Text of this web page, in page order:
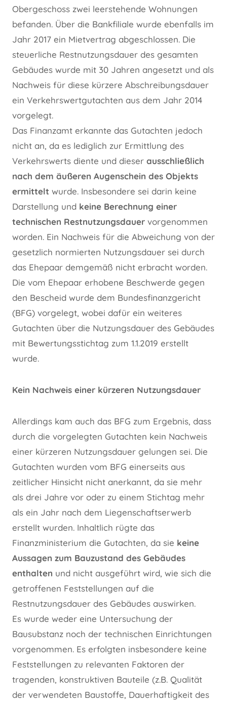
Obergeschoss zwei leerstehende Wohnungen
befanden. Über die Bankfiliale wurde ebenfalls im
Jahr 2017 ein Mietvertrag abgeschlossen. Die
steuerliche Restnutzungsdauer des gesamten
Gebäudes wurde mit 30 Jahren angesetzt und als
Nachweis für diese kürzere Abschreibungsdauer
ein Verkehrswertgutachten aus dem Jahr 2014
vorgelegt.
Das Finanzamt erkannte das Gutachten jedoch
nicht an, da es lediglich zur Ermittlung des
Verkehrswerts diente und dieser ausschließlich
nach dem äußeren Augenschein des Objekts
ermittelt wurde. Insbesondere sei darin keine
Darstellung und keine Berechnung einer
technischen Restnutzungsdauer vorgenommen
worden. Ein Nachweis für die Abweichung von der
gesetzlich normierten Nutzungsdauer sei durch
das Ehepaar demgemäß nicht erbracht worden.
Die vom Ehepaar erhobene Beschwerde gegen
den Bescheid wurde dem Bundesfinanzgericht
(BFG) vorgelegt, wobei dafür ein weiteres
Gutachten über die Nutzungsdauer des Gebäudes
mit Bewertungsstichtag zum 1.1.2019 erstellt
wurde.
Kein Nachweis einer kürzeren Nutzungsdauer
Allerdings kam auch das BFG zum Ergebnis, dass
durch die vorgelegten Gutachten kein Nachweis
einer kürzeren Nutzungsdauer gelungen sei. Die
Gutachten wurden vom BFG einerseits aus
zeitlicher Hinsicht nicht anerkannt, da sie mehr
als drei Jahre vor oder zu einem Stichtag mehr
als ein Jahr nach dem Liegenschaftserwerb
erstellt wurden. Inhaltlich rügte das
Finanzministerium die Gutachten, da sie keine
Aussagen zum Bauzustand des Gebäudes
enthalten und nicht ausgeführt wird, wie sich die
getroffenen Feststellungen auf die
Restnutzungsdauer des Gebäudes auswirken.
Es wurde weder eine Untersuchung der
Bausubstanz noch der technischen Einrichtungen
vorgenommen. Es erfolgten insbesondere keine
Feststellungen zu relevanten Faktoren der
tragenden, konstruktiven Bauteile (z.B. Qualität
der verwendeten Baustoffe, Dauerhaftigkeit des